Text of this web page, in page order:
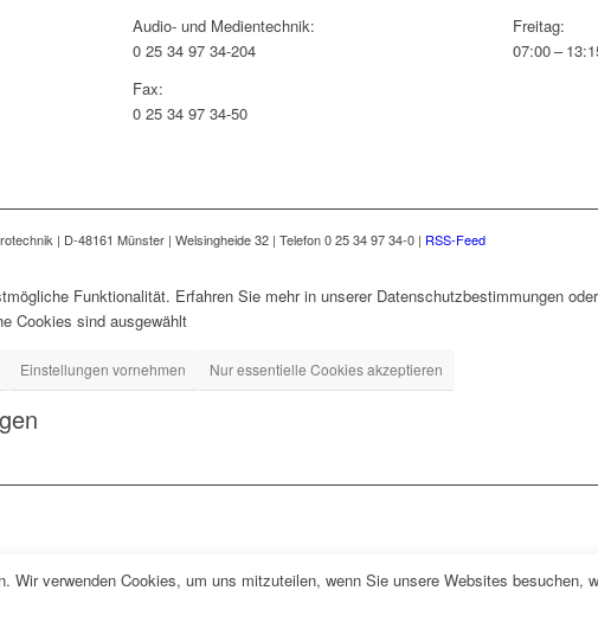
Audio- und Medientechnik:
0 25 34 97 34-204
Fax:
0 25 34 97 34-50
Freitag:
07:00 –
| D-48161 Münster | Welsingheide 32 | Telefon 0 25 34 97 34-0 | RSS-Feed
Funktionalität. Erfahren Sie mehr in unserer Datenschutzbestimmungen
Cookies sind ausgewählt
Einstellungen vornehmen Nur essentielle Cookies akzeptieren
Wir verwenden Cookies, um uns mitzuteilen, wenn Sie unsere Websites besuchen,